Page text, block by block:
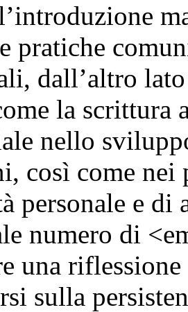
pratiche
dall’altro
la scrittura
nello
così come nei
personale e di
numero di
una
sulla